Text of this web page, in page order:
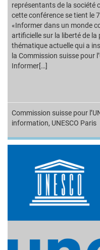
représentants de la société
cette conférence se tient le
«Informer dans un monde
artificielle sur la liberté de la
thématique actuelle qui a
la Commission suisse pour
Informer[…]
Commission suisse pour
information, UNESCO Paris